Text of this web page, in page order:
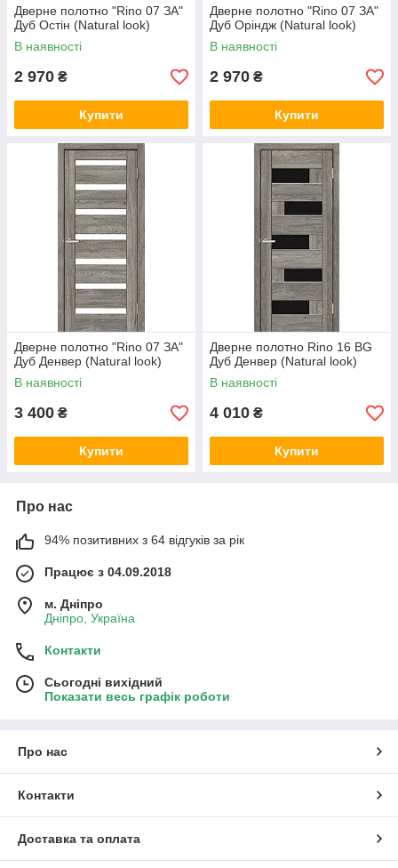
Дверне полотно "Rino 07 ЗА"
Дуб Остін (Natural look)
В наявності
2 970 ₴
Купити
Дверне полотно "Rino 07 ЗА"
Дуб Оріндж (Natural look)
В наявності
2 970 ₴
Купити
Дверне полотно "Rino 07 ЗА"
Дуб Денвер (Natural look)
В наявності
3 400 ₴
Купити
Дверне полотно Rino 16 BG
Дуб Денвер (Natural look)
В наявності
4 010 ₴
Купити
Про нас
94% позитивних з 64 відгуків за рік
Працює з 04.09.2018
м. Дніпро
Дніпро, Україна
Контакти
Сьогодні вихідний
Показати весь графік роботи
Про нас
Контакти
Доставка та оплата